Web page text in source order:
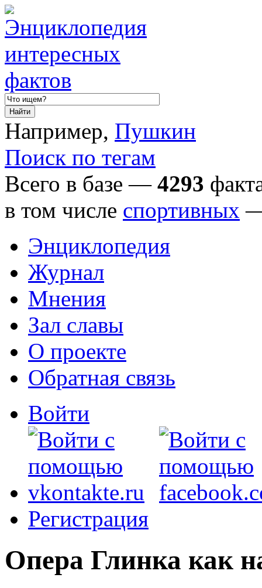
Например, Пушкин
Поиск по тегам
Всего в базе — 4293
в том числе спортивных
Энциклопедия
Журнал
Мнения
Зал славы
О проекте
Обратная связь
Войти
Регистрация
Опера Глинка как